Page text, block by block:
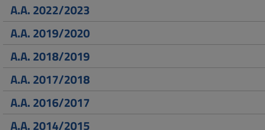
A.A. 2022/2023
A.A. 2019/2020
A.A. 2018/2019
A.A. 2017/2018
A.A. 2016/2017
A.A. 2014/2015